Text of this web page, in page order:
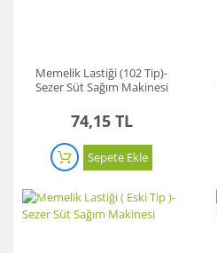
Memelik Lastiği (102 Tip)-
Sezer Süt Sağım Makinesi
74,15 TL
Sepete Ekle